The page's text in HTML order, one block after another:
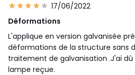
17/06/2022
Déformations
L'applique en version galvanisée
déformations de la structure sans
traitement de galvanisation .J'ai
lampe reçue.